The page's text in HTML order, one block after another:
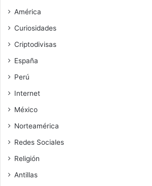
América
Curiosidades
Criptodivisas
España
Perú
Internet
México
Norteamérica
Redes Sociales
Religión
Antillas